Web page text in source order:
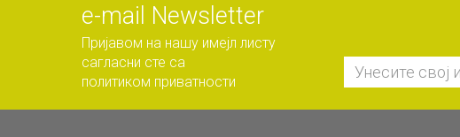
е-mail Newsletter
Пријавом на нашу имејл листу
сагласни сте са
политиком приватности